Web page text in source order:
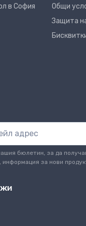
в София
Общи
Защита
бюлетин, за да
информация за нови